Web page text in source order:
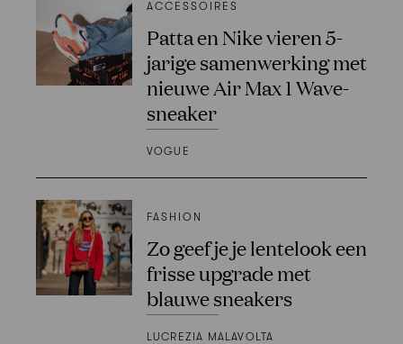
ACCESSOIRES
Patta en Nike vieren 5-
jarige samenwerking met
nieuwe Air Max 1 Wave-
sneaker
VOGUE
FASHION
Zo geef je je lentelook een
frisse upgrade met
blauwe sneakers
LUCREZIA MALAVOLTA